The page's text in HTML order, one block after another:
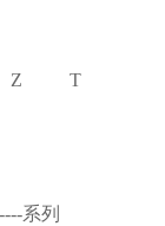
Z T
系列